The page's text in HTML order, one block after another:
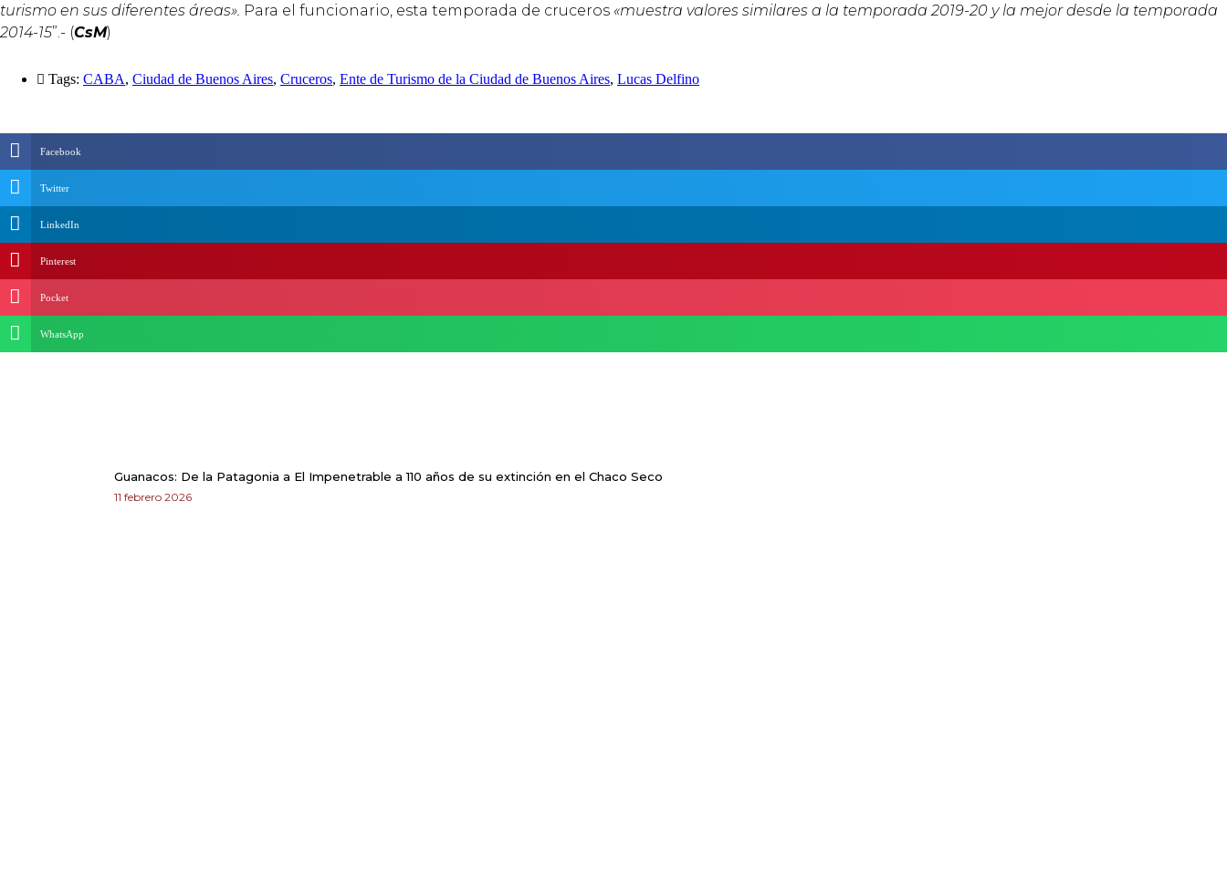
turismo en sus diferentes áreas». Para el funcionario, esta temporada de cruceros «muestra valores similares a la temporada 2019-20 y la mejor desde la temporada
2014-15”.- (CsM)
Tags: CABA, Ciudad de Buenos Aires, Cruceros, Ente de Turismo de la Ciudad de Buenos Aires, Lucas Delfino
Facebook
Twitter
LinkedIn
Pinterest
Pocket
WhatsApp
Guanacos: De la Patagonia a El Impenetrable a 110 años de su extinción en el Chaco Seco
11 febrero 2026